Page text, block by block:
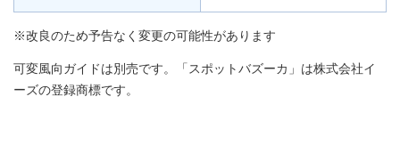
※改良のため予告なく変更の可能性があります
可変風向ガイドは別売です。「スポットバズーカ」は株式会社イ
ーズの登録商標です。